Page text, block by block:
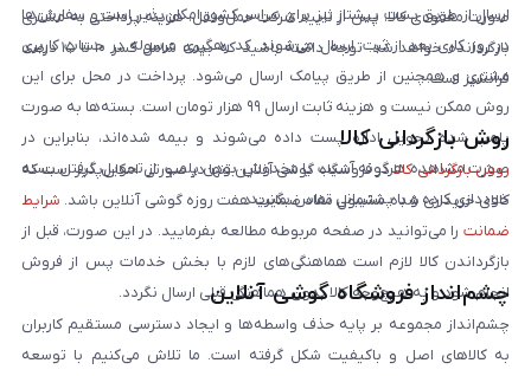
صورت مفقودی کالا، پس از تایید شرکت حمل‌ونقل، هزینه پرداختی به مشتری
بازگردانده خواهد شد. توجه داشته باشید که بیمه شامل کسر ۱۰ تا ۱۵ درصد
فرانشیز است.
ارسال از طریق پست پیشتاز نیز برای سراسر کشور امکان‌پذیر است و سفارش‌ها
در روز کاری بعد از ثبت، ارسال می‌شوند. کد رهگیری مرسوله در حساب کاربری
مشتری و همچنین از طریق پیامک ارسال می‌شود. پرداخت در محل برای این
روش ممکن نیست و هزینه ثابت ارسال ۹۹ هزار تومان است. بسته‌ها به صورت
پلمپ شده تحویل اداره پست داده می‌شوند و بیمه شده‌اند، بنابراین در
صورت مشاهده هرگونه آسیب یا مخدوش بودن پلمپ، از تحویل گرفتن بسته
خودداری کرده و با پشتیبانی تماس بگیرید.
روش بازگردانی کالا
روش بازگردانی کالادر فروشگاه گوشی آنلاین تنها در صورتی امکان‌پذیر است که
کالای خریداری شده مشمول مفاد ضمانت هفت روزه گوشی آنلاین باشد. شرایط
ضمانت را می‌توانید در صفحه مربوطه مطالعه بفرمایید. در این صورت، قبل از
بازگرداندن کالا لازم است هماهنگی‌های لازم با بخش خدمات پس از فروش
انجام شود و به هیچ‌وجه کالا بدون هماهنگی قبلی ارسال نگردد.
چشم‌انداز فروشگاه گوشی آنلاین
چشم‌انداز مجموعه بر پایه حذف واسطه‌ها و ایجاد دسترسی مستقیم کاربران
به کالاهای اصل و باکیفیت شکل گرفته است. ما تلاش می‌کنیم با توسعه